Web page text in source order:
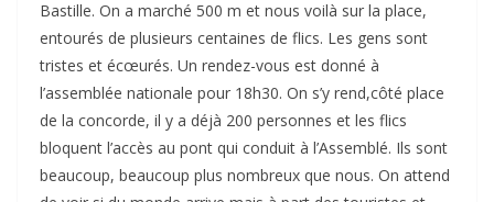
Bastille. On a marché 500 m et nous voilà sur la place,
entourés de plusieurs centaines de flics. Les gens sont
tristes et écœurés. Un rendez-vous est donné à
l’assemblée nationale pour 18h30. On s’y rend,côté place
de la concorde, il y a déjà 200 personnes et les flics
bloquent l’accès au pont qui conduit à l’Assemblé. Ils sont
beaucoup, beaucoup plus nombreux que nous. On attend